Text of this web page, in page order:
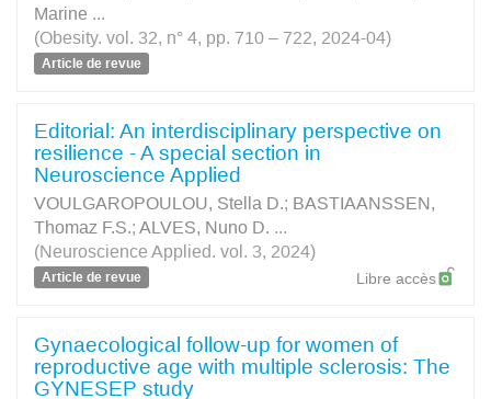
Marine ...
(Obesity. vol. 32, n° 4, pp. 710 – 722, 2024-04)
Article de revue
Editorial: An interdisciplinary perspective on
resilience - A special section in
Neuroscience Applied
VOULGAROPOULOU, Stella D.; BASTIAANSSEN,
Thomaz F.S.; ALVES, Nuno D. ...
(Neuroscience Applied. vol. 3, 2024)
Article de revue Libre accès
Gynaecological follow-up for women of
reproductive age with multiple sclerosis: The
GYNESEP study